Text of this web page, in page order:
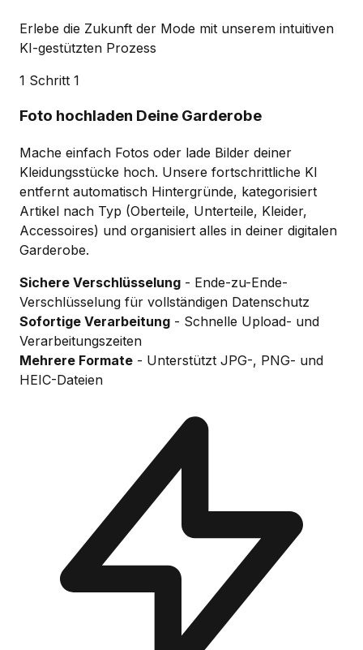
Erlebe die Zukunft der Mode mit unserem intuitiven
KI-gestützten Prozess
1 Schritt 1
Foto hochladen Deine Garderobe
Mache einfach Fotos oder lade Bilder deiner
Kleidungsstücke hoch. Unsere fortschrittliche KI
entfernt automatisch Hintergründe, kategorisiert
Artikel nach Typ (Oberteile, Unterteile, Kleider,
Accessoires) und organisiert alles in deiner digitalen
Garderobe.
Sichere Verschlüsselung - Ende-zu-Ende-
Verschlüsselung für vollständigen Datenschutz
Sofortige Verarbeitung - Schnelle Upload- und
Verarbeitungszeiten
Mehrere Formate - Unterstützt JPG-, PNG- und
HEIC-Dateien